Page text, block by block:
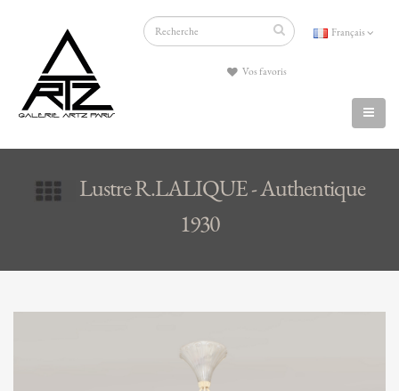
Français
Vos favoris
Lustre R.LALIQUE - Authentique
1930